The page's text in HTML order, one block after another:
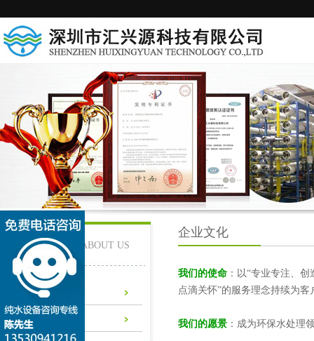
关于我们 / ABOUT US
公司简介
企业文化
企业文化
我们的使命 ：以“专业专注、
点滴关怀”的服务理念持续为
我们的愿景 ：成为环保水处理